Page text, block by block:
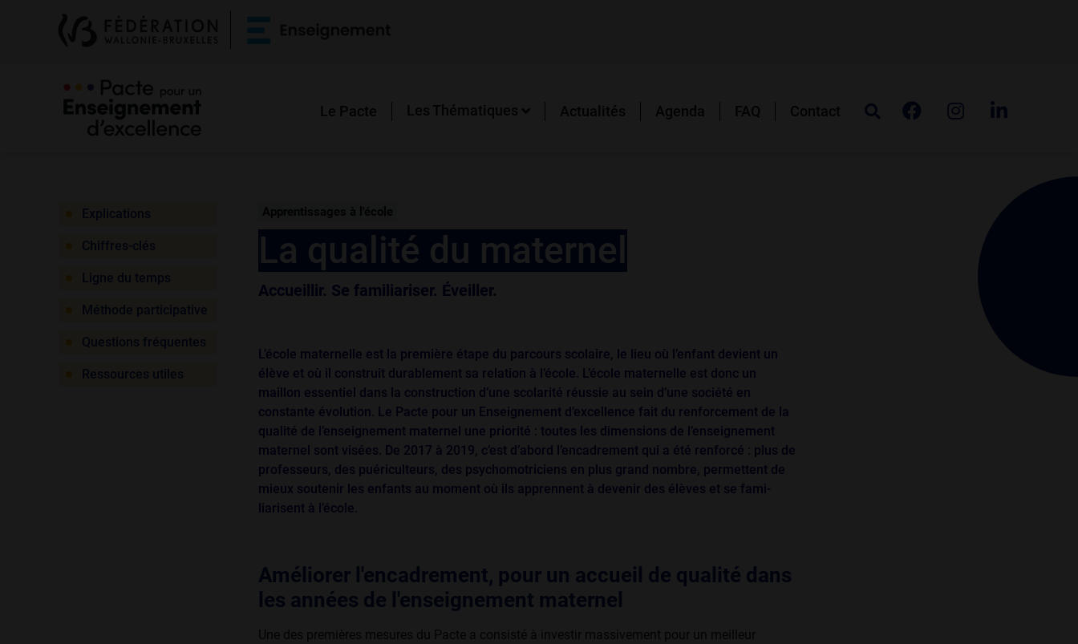
Le Pacte Les Thématiques Actualités Agenda FAQ Contact
Explications
Chiffres-clés
Ligne du temps
Méthode participative
Questions fréquentes
Ressources utiles
La qualité du maternel
Accueillir. Se familiariser. Éveiller.
L’école maternelle est la première étape du parcours scolaire, le lieu où l’enfant devient un
élève et où il construit durablement sa relation à l’école. L’école maternelle est donc un
maillon essentiel dans la construction d’une scolarité réussie au sein d’une société en
constante évolution. Le Pacte pour un Ensei­gnement d’excellence fait du renforcement de la
qualité de l’enseignement maternel une priorité : toutes les dimensions de l’enseignement
maternel sont visées. De 2017 à 2019, c’est d’abord l’encadrement qui a été renforcé : plus de
professeurs, des puériculteurs, des psychomotriciens en plus grand nombre, permettent de
mieux soutenir les enfants au moment où ils apprennent à devenir des élèves et se fami­
liarisent à l’école.
Améliorer l'encadrement, pour un accueil de qualité dans
les années de l'enseignement maternel
Une des premières mesures du Pacte a consisté à investir massivement pour un meilleur